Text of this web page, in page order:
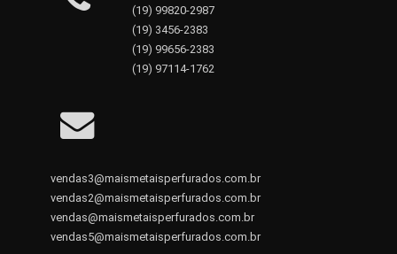
(19) 99820-2987
(19) 3456-2383
(19) 99656-2383
(19) 97114-1762
vendas3@maismetaisperfurados.com.br
vendas2@maismetaisperfurados.com.br
vendas@maismetaisperfurados.com.br
vendas5@maismetaisperfurados.com.br